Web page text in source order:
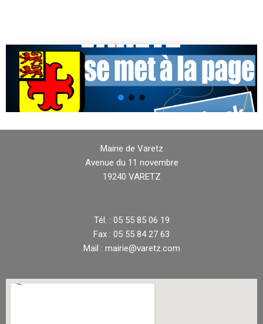
Mairie de Varetz
Avenue du 11 novembre
19240 VARETZ
Tél. : 05 55 85 06 19
Fax : 05 55 84 27 63
Mail : mairie@varetz.com